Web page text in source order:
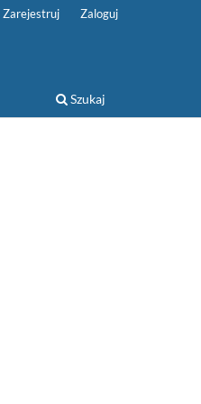
Szukaj
Zarejestruj Zaloguj